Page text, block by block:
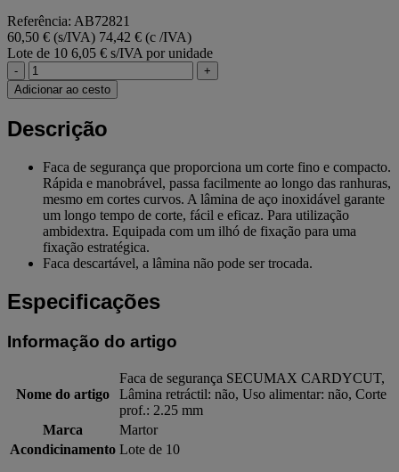
Referência: AB72821
60,50 € (s/IVA) 74,42 € (c /IVA)
Lote de 10 6,05 € s/IVA por unidade
-
+
Adicionar ao cesto
Descrição
Faca de segurança que proporciona um corte fino e compacto.
Rápida e manobrável, passa facilmente ao longo das ranhuras,
mesmo em cortes curvos. A lâmina de aço inoxidável garante
um longo tempo de corte, fácil e eficaz. Para utilização
ambidextra. Equipada com um ilhó de fixação para uma
fixação estratégica.
Faca descartável, a lâmina não pode ser trocada.
Especificações
Informação do artigo
Nome do artigo
Faca de segurança SECUMAX CARDYCUT,
Lâmina retráctil: não, Uso alimentar: não, Corte
prof.: 2.25 mm
Marca
Martor
Acondicinamento Lote de 10